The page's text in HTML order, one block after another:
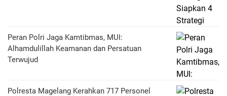
Peran Polri Jaga Kamtibmas, MUI:
Alhamdulillah Keamanan dan Persatuan
Terwujud
Polresta Magelang Kerahkan 717 Personel